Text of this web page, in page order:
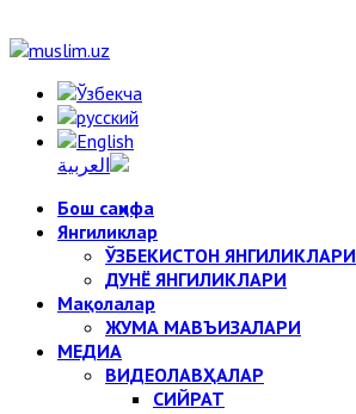
Бош саҳифа
Янгиликлар
ЎЗБЕКИСТОН ЯНГИЛИКЛАРИ
ДУНЁ ЯНГИЛИКЛАРИ
Мақолалар
ЖУМА МАВЪИЗАЛАРИ
МЕДИА
ВИДЕОЛАВҲАЛАР
СИЙРАТ